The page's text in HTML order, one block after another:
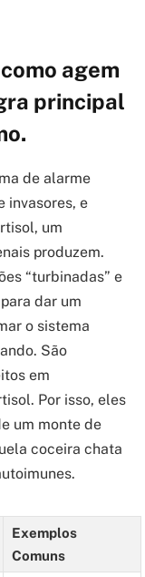
agem
principal
de alarme
invasores, e
um
produzem.
“turbinadas” e
dar um
o sistema
São
em
Por isso, eles
um monte de
coceira chata
Exemplos
Comuns